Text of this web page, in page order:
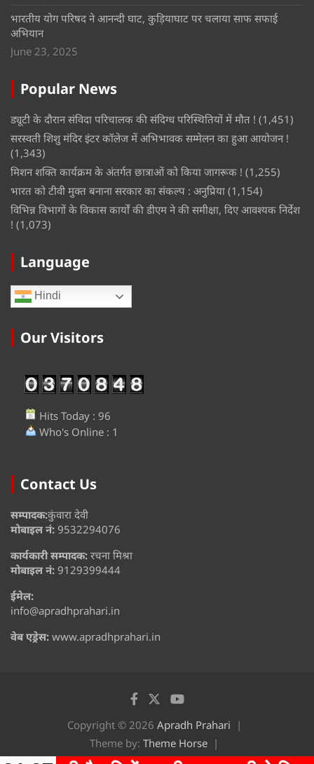
भारतीय योग परिषद ने आनन्दी घाट, कुड़ियाघाट पर चलाया साफ सफाई
अभियान
June 23, 2025
Popular News
ड्यूटी के दौरान संविदा परिचालक की संदिग्ध परिस्थितियों में मौत ! (1,451)
सरस्वती शिशु मंदिर इंटर कॉलेज में अभिभावक सम्मेलन का हुआ आयोजन !
(1,343)
मिशन शक्ति कार्यक्रम के अंतर्गत छात्राओं को किया जागरूक ! (1,255)
भारत को टीवी मुक्त बनाना सरकार का संकल्प : अनुप्रिया (1,154)
विभिन्न विभागों के विकास कार्यों की डीएम ने की समीक्षा, दिए आवश्यक निर्देश
! (1,073)
Language
Hindi
Our Visitors
Hits Today : 96
Who's Online : 1
Contact Us
सम्पादक:कुंवारा देवी
मोबाइल नं: 9532294076
कार्यकारी सम्पादक: रचना मिश्रा
मोबाइल नं: 9129399444
ईमेल:
info@apradhprahari.in
वेब एड्रेस: www.apradhprahari.in
Copyright © 2026 Apradh Prahari
Theme by: Theme Horse